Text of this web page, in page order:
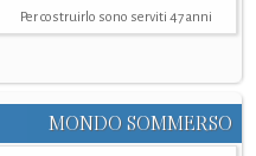
Per costruirlo sono serviti 47 anni
MONDO SOMMERSO